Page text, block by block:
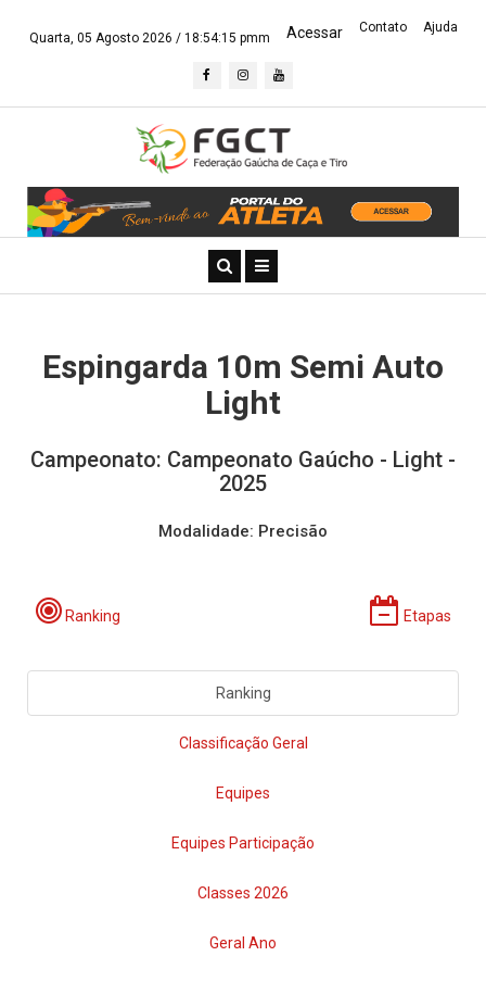
Quarta, 05 Agosto 2026 / 18:54:15 pmm Acessar Contato Ajuda
Espingarda 10m Semi Auto
Light
Campeonato: Campeonato Gaúcho - Light -
2025
Modalidade: Precisão
Ranking Etapas
Ranking
Classificação Geral
Equipes
Equipes Participação
Classes 2026
Geral Ano